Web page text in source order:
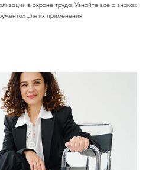
в охране труда. Узнайте все о знаках
для их применения